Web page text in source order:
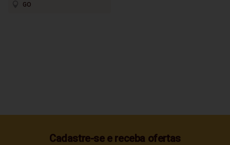
GO
Cadastre-se e receba ofertas